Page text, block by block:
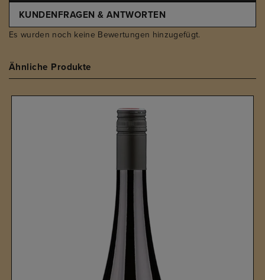
KUNDENFRAGEN & ANTWORTEN
Es wurden noch keine Bewertungen hinzugefügt.
Ähnliche Produkte